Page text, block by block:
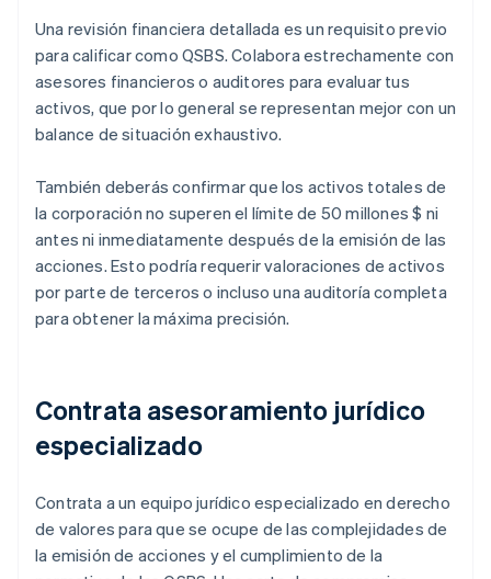
Una revisión financiera detallada es un requisito previo
para calificar como QSBS. Colabora estrechamente con
asesores financieros o auditores para evaluar tus
activos, que por lo general se representan mejor con un
balance de situación exhaustivo.
También deberás confirmar que los activos totales de
la corporación no superen el límite de 50 millones $ ni
antes ni inmediatamente después de la emisión de las
acciones. Esto podría requerir valoraciones de activos
por parte de terceros o incluso una auditoría completa
para obtener la máxima precisión.
Contrata asesoramiento jurídico
especializado
Contrata a un equipo jurídico especializado en derecho
de valores para que se ocupe de las complejidades de
la emisión de acciones y el cumplimiento de la